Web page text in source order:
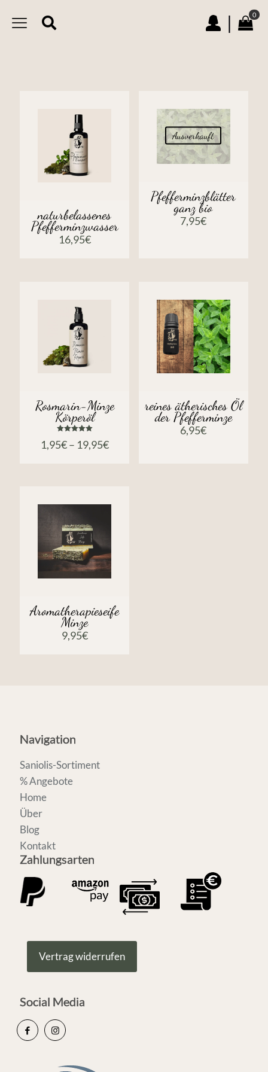
| 0
naturbelassenes
Pfefferminzwasser
16,95€
Ausverkauft
Pfefferminzblätter
ganz bio
7,95€
Rosmarin-Minze
Körperöl
mit
1,95€– 19,95€
reines ätherisches Öl
der Pfefferminze
6,95€
Aromatherapieseife
Minze
9,95€
Navigation
Saniolis-Sortiment
% Angebote
Home
Über
Blog
Kontakt
Zahlungsarten
Vertrag widerrufen
Social Media